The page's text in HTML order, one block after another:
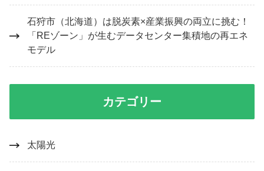
石狩市（北海道）は脱炭素×産業振興の両立に挑む！
「REゾーン」が生むデータセンター集積地の再エネ
モデル
カテゴリー
太陽光